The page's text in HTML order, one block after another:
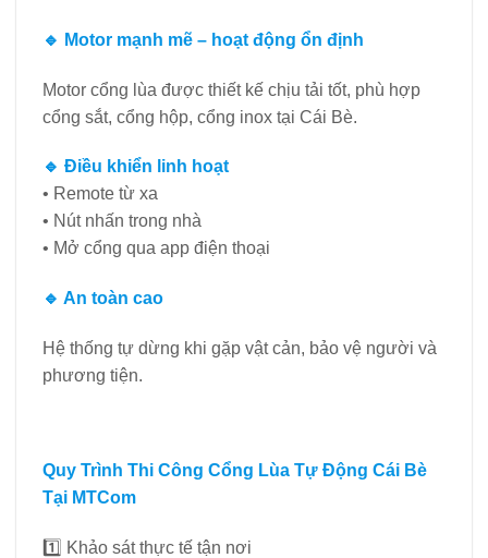
🔹 Motor mạnh mẽ – hoạt động ổn định
Motor cổng lùa được thiết kế chịu tải tốt, phù hợp
cổng sắt, cổng hộp, cổng inox tại Cái Bè.
🔹 Điều khiển linh hoạt
• Remote từ xa
• Nút nhấn trong nhà
• Mở cổng qua app điện thoại
🔹 An toàn cao
Hệ thống tự dừng khi gặp vật cản, bảo vệ người và
phương tiện.
Quy Trình Thi Công Cổng Lùa Tự Động Cái Bè
Tại MTCom
1️⃣ Khảo sát thực tế tận nơi